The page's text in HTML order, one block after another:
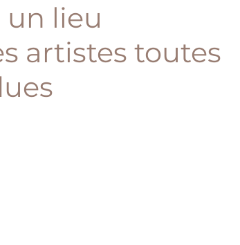
un lieu
artistes toutes